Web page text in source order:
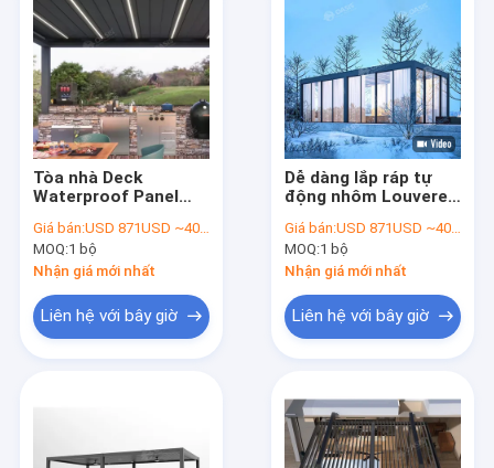
Tòa nhà Deck
Waterproof Panel
chỉnh Louver Mặt trời
Gazebo Bioclimatic
nhôm Louvered
Pergola cho biệt thự
Giá bán:USD 871USD ~4000USD or more based on the sizes
MOQ:1 bộ
Nhận giá mới nhất
Liên hệ với bây giờ
Dễ dàng lắp ráp tự
động nhôm Louvered
sân thượng
Giá bán:USD 871USD ~4000USD or more based on the sizes
MOQ:1 bộ
Nhận giá mới nhất
Liên hệ với bây giờ